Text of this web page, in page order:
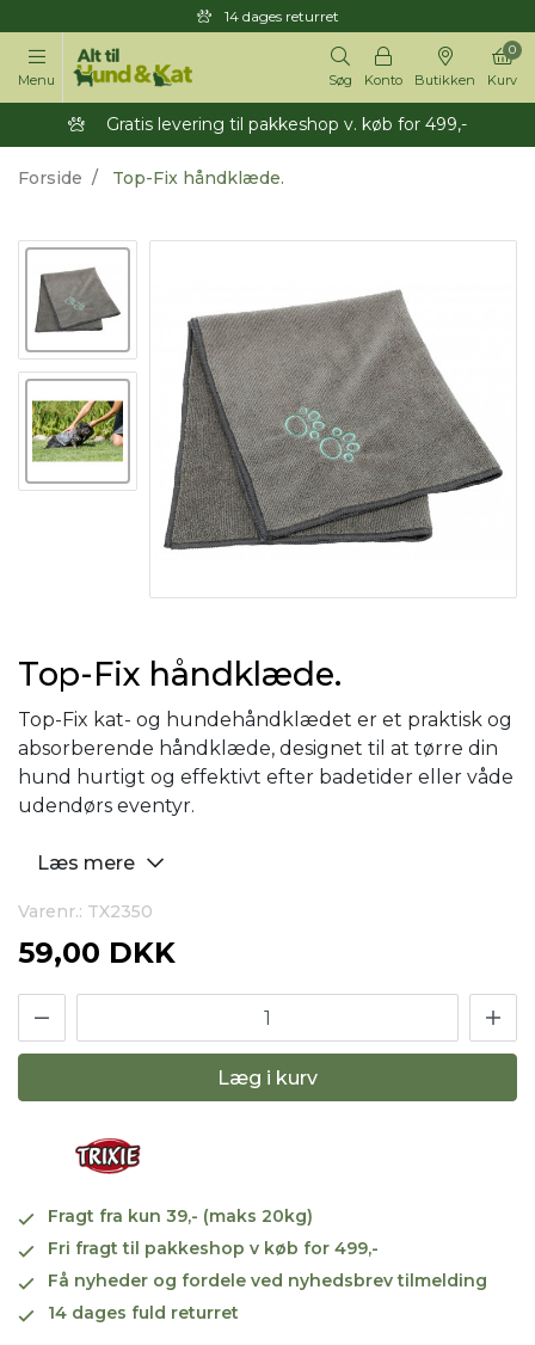
14 dages returret
Menu Søg Konto Butikken Kurv
0
Gratis levering til pakkeshop v. køb for 499,-
Forside Top-Fix håndklæde.
Top-Fix håndklæde.
Top-Fix kat- og hundehåndklædet er et praktisk og
absorberende håndklæde, designet til at tørre din
hund hurtigt og effektivt efter badetider eller våde
udendørs eventyr.
Læs mere
Varenr.: TX2350
59,00 DKK
Læg i kurv
Fragt fra kun 39,- (maks 20kg)
Fri fragt til pakkeshop v køb for 499,-
Få nyheder og fordele ved nyhedsbrev tilmelding
14 dages fuld returret